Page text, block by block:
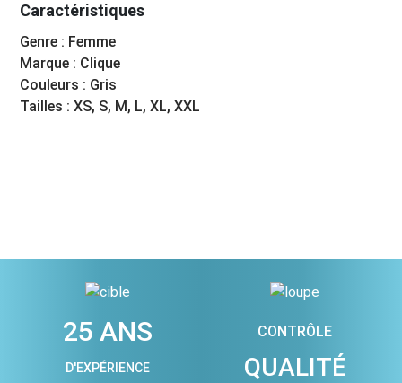
Caractéristiques
Genre : Femme
Marque : Clique
Couleurs : Gris
Tailles : XS, S, M, L, XL, XXL
25 ANS
D'EXPÉRIENCE
CONTRÔLE
QUALITÉ